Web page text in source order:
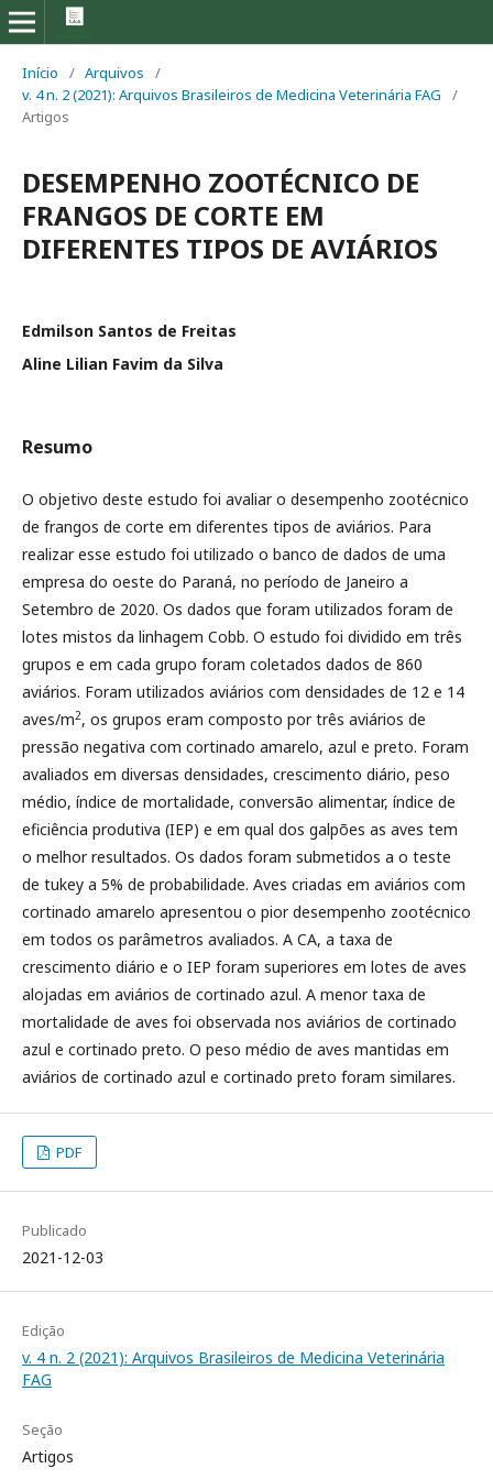
Início / Arquivos
/
v. 4 n. 2 (2021): Arquivos Brasileiros de Medicina Veterinária FAG
/
Artigos
DESEMPENHO ZOOTÉCNICO DE
FRANGOS DE CORTE EM
DIFERENTES TIPOS DE AVIÁRIOS
Edmilson Santos de Freitas
Aline Lilian Favim da Silva
Resumo
O objetivo deste estudo foi avaliar o desempenho zootécnico
de frangos de corte em diferentes tipos de aviários. Para
realizar esse estudo foi utilizado o banco de dados de uma
empresa do oeste do Paraná, no período de Janeiro a
Setembro de 2020. Os dados que foram utilizados foram de
lotes mistos da linhagem Cobb. O estudo foi dividido em três
grupos e em cada grupo foram coletados dados de 860
aviários. Foram utilizados aviários com densidades de 12 e 14
aves/m2, os grupos eram composto por três aviários de
pressão negativa com cortinado amarelo, azul e preto. Foram
avaliados em diversas densidades, crescimento diário, peso
médio, índice de mortalidade, conversão alimentar, índice de
eficiência produtiva (IEP) e em qual dos galpões as aves tem
o melhor resultados. Os dados foram submetidos a o teste
de tukey a 5% de probabilidade. Aves criadas em aviários com
cortinado amarelo apresentou o pior desempenho zootécnico
em todos os parâmetros avaliados. A CA, a taxa de
crescimento diário e o IEP foram superiores em lotes de aves
alojadas em aviários de cortinado azul. A menor taxa de
mortalidade de aves foi observada nos aviários de cortinado
azul e cortinado preto. O peso médio de aves mantidas em
aviários de cortinado azul e cortinado preto foram similares.
PDF
Publicado
2021-12-03
Edição
v. 4 n. 2 (2021): Arquivos Brasileiros de Medicina Veterinária
FAG
Seção
Artigos